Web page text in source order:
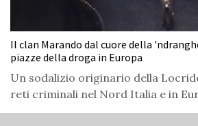
Il clan Marando dal cuore della
piazze della droga in Europa
Un sodalizio originario della
reti criminali nel Nord Italia e in